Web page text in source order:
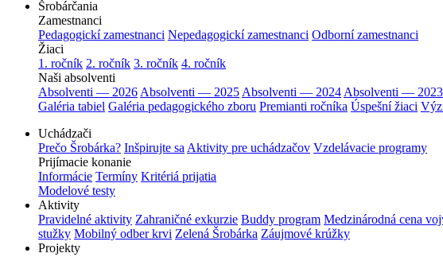
Šrobárčania
Zamestnanci
Pedagogickí zamestnanci Nepedagogickí zamestnanci Odborní zamestnanci
Žiaci
1. ročník 2. ročník 3. ročník 4. ročník
Naši absolventi
Absolventi — 2026 Absolventi — 2025 Absolventi — 2024 Absolventi — 2023
Galéria tabiel Galéria pedagogického zboru Premianti ročníka Úspešní žiaci
Uchádzači
Prečo Šrobárka? Inšpirujte sa Aktivity pre uchádzačov Vzdelávacie programy
Prijímacie konanie
Informácie Termíny Kritériá prijatia
Modelové testy
Aktivity
Pravidelné aktivity Zahraničné exkurzie Buddy program Medzinárodná cena
stužky Mobilný odber krvi Zelená Šrobárka Záujmové krúžky
Projekty